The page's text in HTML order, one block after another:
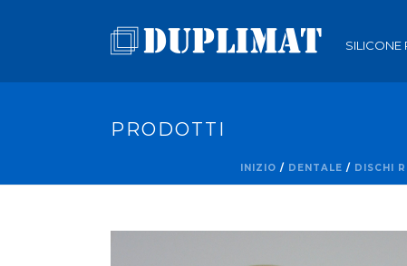
SILICONE
PRODOTTI
INIZIO / DENTALE / DISCHI